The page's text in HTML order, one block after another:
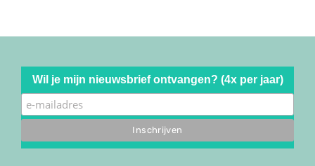
Wil je mijn nieuwsbrief ontvangen? (4x per jaar)